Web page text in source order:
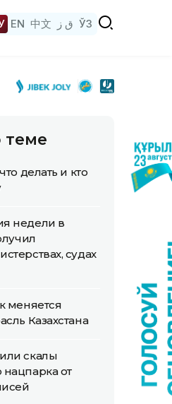
EN 中文 ق ز ЎЗ
теме
делать и кто
недели в
судах
меняется
Казахстана
скалы
нацпарка от